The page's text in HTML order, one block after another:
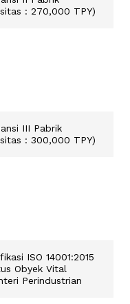
: 270,000 TPY)
III Pabrik
: 300,000 TPY)
ISO 14001:2015
Obyek Vital
Perindustrian